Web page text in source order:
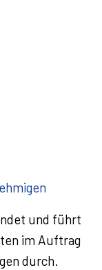
und führt
im Auftrag
durch.